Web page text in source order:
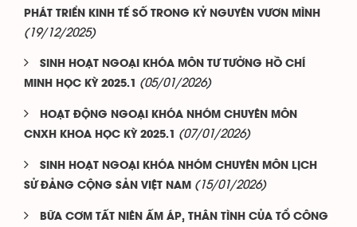
PHÁT TRIỂN KINH TẾ SỐ TRONG KỶ NGUYÊN VƯƠN MÌNH
(19/12/2025)
SINH HOẠT NGOẠI KHÓA MÔN TƯ TƯỞNG HỒ CHÍ
MINH HỌC KỲ 2025.1
(05/01/2026)
HOẠT ĐỘNG NGOẠI KHÓA NHÓM CHUYÊN MÔN
CNXH KHOA HỌC KỲ 2025.1
(07/01/2026)
SINH HOẠT NGOẠI KHÓA NHÓM CHUYÊN MÔN LỊCH
SỬ ĐẢNG CỘNG SẢN VIỆT NAM (15/01/2026)
BỮA CƠM TẤT NIÊN ẤM ÁP, THÂN TÌNH CỦA TỔ CÔNG